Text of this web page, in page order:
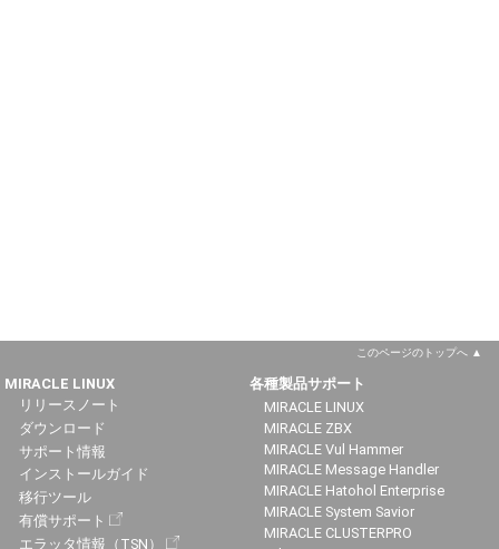
このページのトップへ
MIRACLE LINUX
リリースノート
ダウンロード
サポート情報
インストールガイド
移行ツール
有償サポート
エラッタ情報（TSN）
各種製品サポート
MIRACLE LINUX
MIRACLE ZBX
MIRACLE Vul Hammer
MIRACLE Message Handler
MIRACLE Hatohol Enterprise
MIRACLE System Savior
MIRACLE CLUSTERPRO